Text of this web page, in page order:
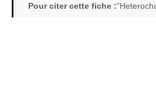
Pour citer cette fiche :